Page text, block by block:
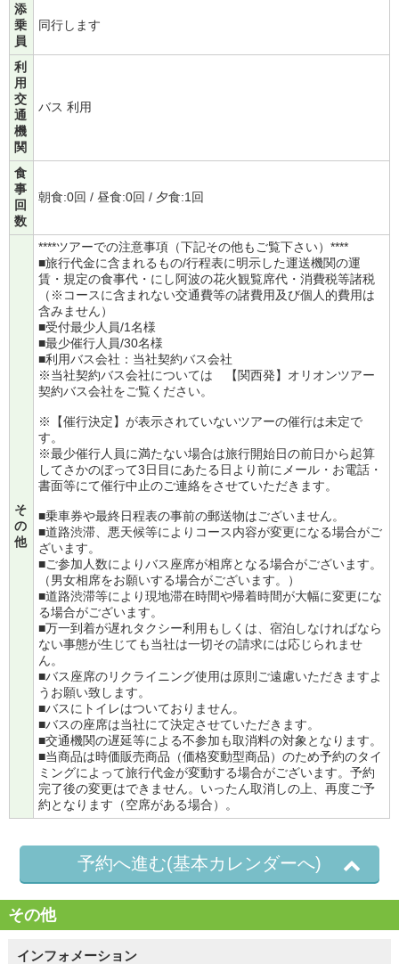
添
乗
員
同行します
利
用
交
通
機
関
バス 利用
食
事
回
数
朝食:0回 / 昼食:0回 / 夕食:1回
そ
の
他
****ツアーでの注意事項（下記その他もご覧下さい）****
■旅行代金に含まれるもの/行程表に明示した運送機関の運
賃・規定の食事代・にし阿波の花火観覧席代・消費税等諸税
（※コースに含まれない交通費等の諸費用及び個人的費用は
含みません）
■受付最少人員/1名様
■最少催行人員/30名様
■利用バス会社：当社契約バス会社
※当社契約バス会社については
【関西発】オリオンツアー
契約バス会社をご覧ください。
※【催行決定】が表示されていないツアーの催行は未定で
す。
※最少催行人員に満たない場合は旅行開始日の前日から起算
してさかのぼって3日目にあたる日より前にメール・お電話・
書面等にて催行中止のご連絡をさせていただきます。
■乗車券や最終日程表の事前の郵送物はございません。
■道路渋滞、悪天候等によりコース内容が変更になる場合がご
ざいます。
■ご参加人数によりバス座席が相席となる場合がございます。
（男女相席をお願いする場合がございます。）
■道路渋滞等により現地滞在時間や帰着時間が大幅に変更にな
る場合がございます。
■万一到着が遅れタクシー利用もしくは、宿泊しなければなら
ない事態が生じても当社は一切その請求には応じられませ
ん。
■バス座席のリクライニング使用は原則ご遠慮いただきますよ
うお願い致します。
■バスにトイレはついておりません。
■バスの座席は当社にて決定させていただきます。
■交通機関の遅延等による不参加も取消料の対象となります。
■当商品は時価販売商品（価格変動型商品）のため予約のタイ
ミングによって旅行代金が変動する場合がございます。予約
完了後の変更はできません。いったん取消しの上、再度ご予
約となります（空席がある場合）。
予約へ進む(基本カレンダーへ)
その他
インフォメーション